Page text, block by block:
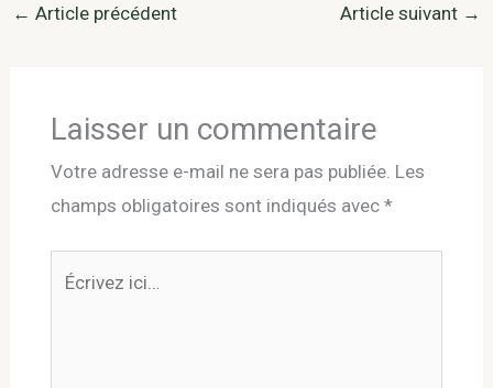
← Article précédent Article suivant →
Laisser un commentaire
Votre adresse e-mail ne sera pas publiée. Les
champs obligatoires sont indiqués avec *